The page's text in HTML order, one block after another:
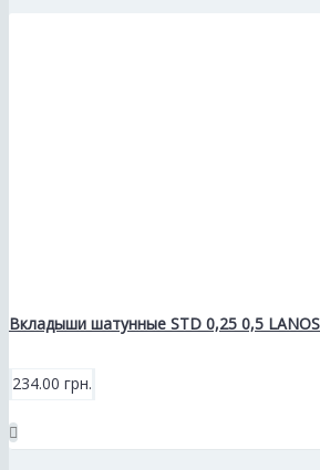
Вкладыши шатунные STD 0,25 0,5
234.00 грн.